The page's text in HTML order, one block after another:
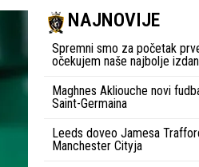
NAJNOVIJE
Spremni smo za početak
očekujem naše najbolje
Maghnes Akliouche novi
Saint-Germaina
Leeds doveo Jamesa
Manchester Cityja